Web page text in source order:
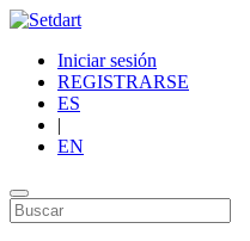
Iniciar sesión
REGISTRARSE
ES
|
EN